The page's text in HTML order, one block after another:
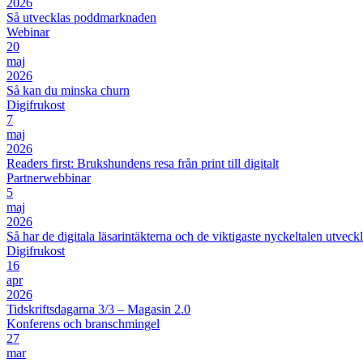
Så utvecklas poddmarknaden
Webinar
20
maj
2026
Så kan du minska churn
Digifrukost
7
maj
2026
Readers first: Brukshundens resa från print till digitalt
Partnerwebbinar
5
maj
2026
Så har de digitala läsarintäkterna och de viktigaste nyckeltalen
Digifrukost
16
apr
2026
Tidskriftsdagarna 3/3 – Magasin 2.0
Konferens och branschmingel
27
mar